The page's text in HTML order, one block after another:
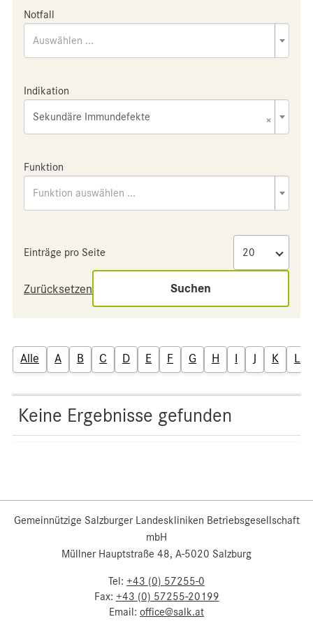
Notfall
Auswählen ...
Indikation
×
Sekundäre Immundefekte
Funktion
Funktion auswählen ...
Einträge pro Seite
Zurücksetzen Suchen
Alle A B C D E F G H I J K L
Keine Ergebnisse gefunden
Gemeinnützige Salzburger Landeskliniken Betriebsgesellschaft
mbH
Müllner Hauptstraße 48, A-5020 Salzburg
Tel: +43 (0) 57255-0
Fax: +43 (0) 57255-20199
Email: office@salk.at